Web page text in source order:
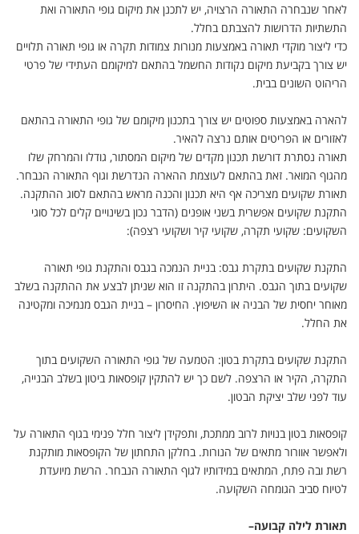
לאחר שנבחרה התאורה הרצויה, יש לתכנן את מיקום גופי התאורה ואת
התשתיות הדרושות להצבתם בחלל.
כדי ליצור מוקדי תאורה באמצעות מנורות צמודות תקרה או גופי תאורה תלויים
יש צורך בקביעת מיקום נקודות החשמל בהתאם למיקומם העתידי של פרטי
הריהוט השונים בבית.
להארה באמצעות ספוטים יש צורך בתכנון מיקומם של גופי התאורה בהתאם
לאזורים או הפריטים אותם נרצה להאיר.
תאורה נסתרת דורשת תכנון מקדים של מיקום המסתור, גודלו והמרחק שלו
מהגוף המואר. זאת בהתאם לעוצמת ההארה הנדרשת וגוף התאורה הנבחר.
תאורת שקועים מצריכה אף היא תכנון והכנה מראש בהתאם לסוג ההתקנה.
התקנת שקועים אפשרית בשני אופנים (הדבר נכון בשינויים קלים לכל סוגי
השקועים: שקועי תקרה, שקועי קיר ושקועי רצפה):
התקנת שקועים בתקרת גבס: בניית הנמכה בגבס והתקנת גופי תאורה
שקועים בתוך הגבס. היתרון בהתקנה זו הוא שניתן לבצע את ההתקנה בשלב
מאוחר יחסית של הבניה או השיפוץ. החיסרון – בניית הגבס מנמיכה ומקטינה
את החלל.
התקנת שקועים בתקרת בטון: הטמעה של גופי התאורה השקועים בתוך
התקרה, הקיר או הרצפה. לשם כך יש להתקין קופסאות ביטון בשלב הבנייה,
עוד לפני שלב יציקת הבטון.
קופסאות בטון בנויות לרוב ממתכת, ותפקידן ליצור חלל פנימי בגוף התאורה על
ולאפשר אוורור מתאים של הנורות. בחלקן התחתון של הקופסאות מותקנת
רשת ובה פתח, המתאים במידותיו לגוף התאורה הנבחר. הרשת מיועדת
לטיוח סביב הגומחה השקועה.
תאורת לילה קבועה–